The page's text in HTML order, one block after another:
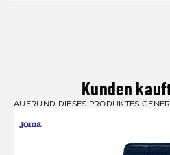
Kunden
AUFRUND DIESES PRODUKTES